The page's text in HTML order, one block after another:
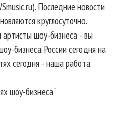
Последние новости
круглосуточно.
артисты шоу-бизнеса - вы
бизнеса России сегодня на
сегодня - наша работа.
шоу-бизнеса"